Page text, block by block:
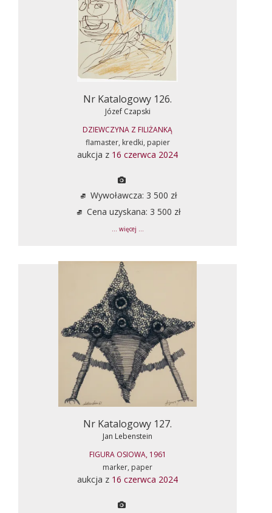
Nr Katalogowy 126.
Józef Czapski
DZIEWCZYNA Z FILIŻANKĄ
flamaster, kredki, papier
aukcja z 16 czerwca 2024
Wywoławcza: 3 500 zł
Cena uzyskana: 3 500 zł
... więcej ...
Nr Katalogowy 127.
Jan Lebenstein
FIGURA OSIOWA, 1961
marker, paper
aukcja z 16 czerwca 2024